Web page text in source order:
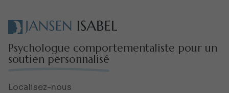
Psychologue comportementaliste pour un
soutien personnalisé
Localisez-nous